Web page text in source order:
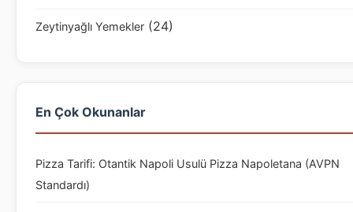
Zeytinyağlı Yemekler (24)
En Çok Okunanlar
Pizza Tarifi: Otantik Napoli Usulü Pizza Napoletana (AVPN
Standardı)